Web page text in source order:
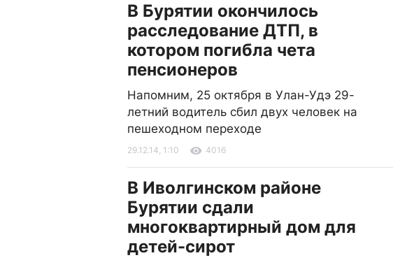
В Бурятии окончилось
расследование ДТП, в
котором погибла чета
пенсионеров
Напомним, 25 октября в Улан-Удэ 29-
летний водитель сбил двух человек на
пешеходном переходе
29.12.14, 1:10 4016
В Иволгинском районе
Бурятии сдали
многоквартирный дом для
детей-сирот